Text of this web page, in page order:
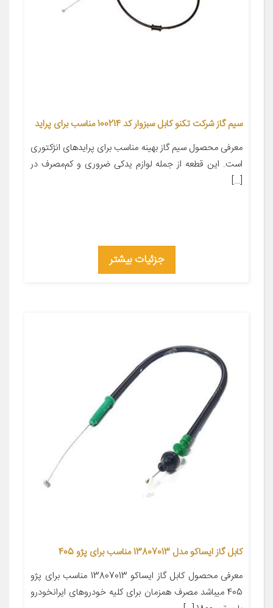
سیم گاز شرکت تکنو کابل سبزوار کد 100214 مناسب برای پراید
معرفی محصول سیم گاز بهینه مناسب برای پرایدهای انژکتوری
است. این قطعه از جمله لوازم یدکی ضروری و کم‌مصرف در
[…]
جزئیات بیشتر
کابل گاز ایساکو مدل 13807013 مناسب برای پژو 405
معرفی محصول کابل گاز ایساکو 13807013 مناسب برای پژو
405 میباشد مصرف همزمان برای کلیه خودروهای ایرانخودرو